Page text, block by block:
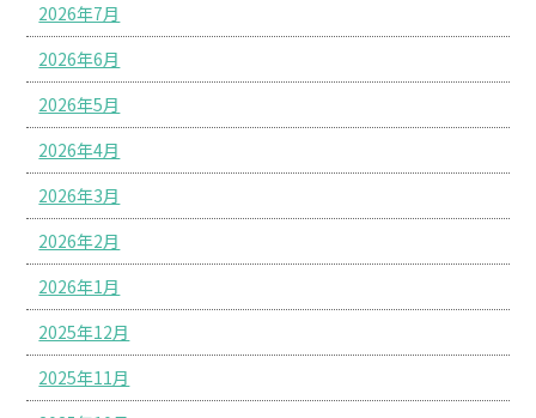
2026年7月
2026年6月
2026年5月
2026年4月
2026年3月
2026年2月
2026年1月
2025年12月
2025年11月